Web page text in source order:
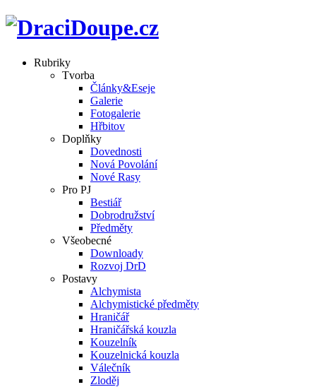
Rubriky
Tvorba
Články&Eseje
Galerie
Fotogalerie
Hřbitov
Doplňky
Dovednosti
Nová Povolání
Nové Rasy
Pro PJ
Bestiář
Dobrodružství
Předměty
Všeobecné
Downloady
Rozvoj DrD
Postavy
Alchymista
Alchymistické předměty
Hraničář
Hraničářská kouzla
Kouzelník
Kouzelnická kouzla
Válečník
Zloděj